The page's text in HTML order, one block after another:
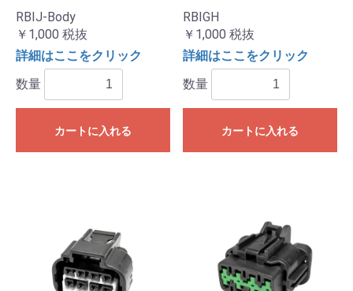
RBIJ-Body
￥1,000 税抜
詳細はここをクリック
数量
カートに入れる
RBIGH
￥1,000 税抜
詳細はここをクリック
数量
カートに入れる